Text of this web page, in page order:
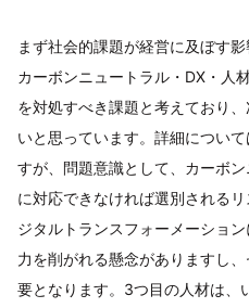
まず社会的課題が経営に及ぼす
カーボンニュートラル・DX・人
を対処すべき課題と考えており
いと思っています。詳細につい
すが、問題意識として、カーボ
に対応できなければ選別される
ジタルトランスフォーメーショ
力を削がれる懸念がありますし
要となります。3つ目の人材は、